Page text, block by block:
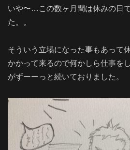
いや〜…この数ヶ月間は休みの日
た。。
そういう立場になった事もあって
かかって来るので何かしら仕事を
がずーーっと続いておりました。